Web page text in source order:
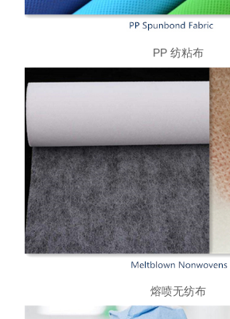
PP 纺粘布
熔喷无纺布